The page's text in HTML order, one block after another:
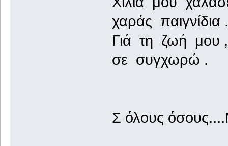
χαράς παιγνίδια .
Γιά τη ζωή μου ,
σε συγχωρώ .
Σ όλους